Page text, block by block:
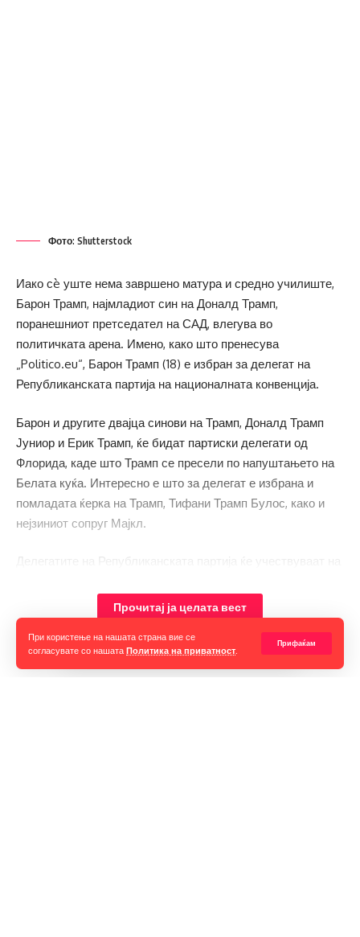
При користење на нашата страна вие се
согласувате со нашата Политика на приватност
Прифаќам
Фото: Shutterstock
Иако сè уште нема завршено матура и средно училиште,
Барон Трамп, најмладиот син на Доналд Трамп,
поранешниот претседател на САД, влегува во
политичката арена. Имено, како што пренесува
„Politico.eu“, Барон Трамп (18) е избран за делегат на
Републиканската партија на националната конвенција.
Барон и другите двајца синови на Трамп, Доналд Трамп
Јуниор и Ерик Трамп, ќе бидат партиски делегати од
Флорида, каде што Трамп се пресели по напуштањето на
Белата куќа. Интересно е што за делегат е избрана и
помладата ќерка на Трамп, Тифани Трамп Булос, како и
нејзиниот сопруг Мајкл.
Делегатите на Републиканската партија ќе учествуваат на
Прочитај ја целата вест